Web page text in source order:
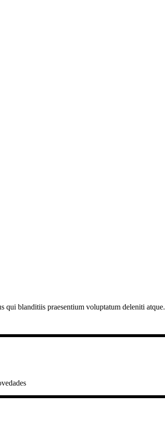
qui blanditiis praesentium voluptatum deleniti atque.